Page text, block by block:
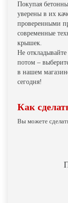
Покупая
уверены в их
проверенными
современные
крышек.
Не
потом –
в нашем
сегодня!
Как
Вы можете